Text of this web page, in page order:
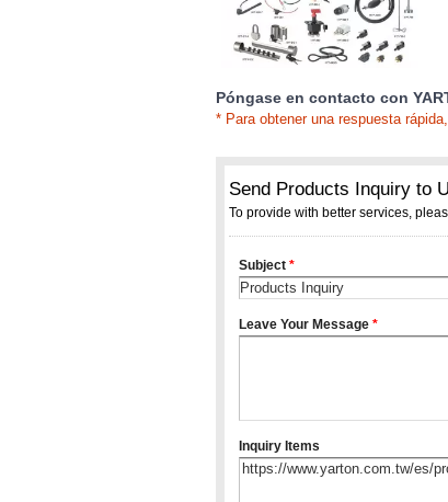
Póngase en contacto con
* Para obtener una respuesta